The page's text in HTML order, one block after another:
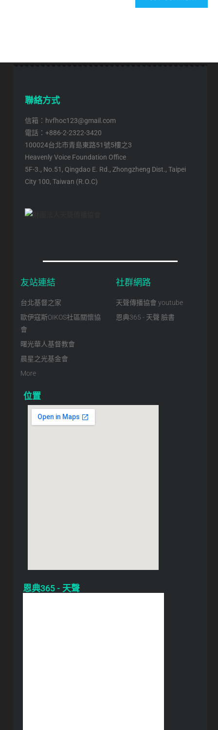
聯絡方式
信箱：hvfhoc123@gmail.com
電話：+886-2-2322-3420
100024台北市青島東路51號5樓之3
Heavenly Voice Foundation Office
5F-3., No.51, Qingdao E. Rd., Zhongzheng Dist., Taipei
City 100, Taiwan (R.O.C)
友站連結
台北基督之家
歐伊寇斯OIKOS社區關懷協
會
曙光華人基督教會
晨星之光基金會
More
社群網路
天聲傳播協會 youtube
恩典365 - 天聲 臉書
位置
恩典365 - 天聲